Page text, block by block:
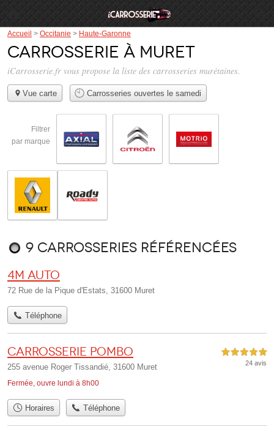
Accueil > Occitanie > Haute-Garonne
Carrosserie à Muret
iCarrosserie.fr vous propose la liste des carrosseries murétaines.
Vue carte Carrosseries ouvertes le samedi
Filtrer
par marque
9 carrosseries référencées
4M Auto
72 Rue de la Pique d'Estats, 31600 Muret
Téléphone
Carrosserie Pombo
255 avenue Roger Tissandié, 31600 Muret
Fermée, ouvre lundi à 8h00
5,0 étoiles sur 5
24 avis
Horaires Téléphone